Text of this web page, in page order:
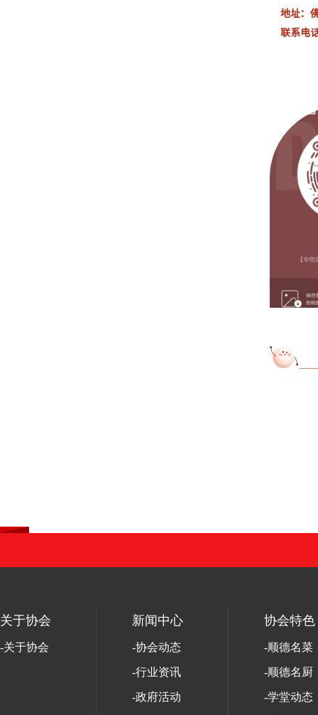
关于协会
-关于协会
新闻中心
-协会动态
-行业资讯
-政府活动
协会特色
-顺德名菜
-顺德名厨
-学堂动态